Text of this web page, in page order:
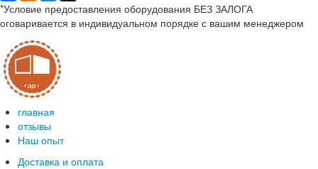
*Условие предоставления оборудования БЕЗ ЗАЛОГА
оговаривается в индивидуальном порядке с вашим менеджером
главная
отзывы
Наш опыт
Доставка и оплата